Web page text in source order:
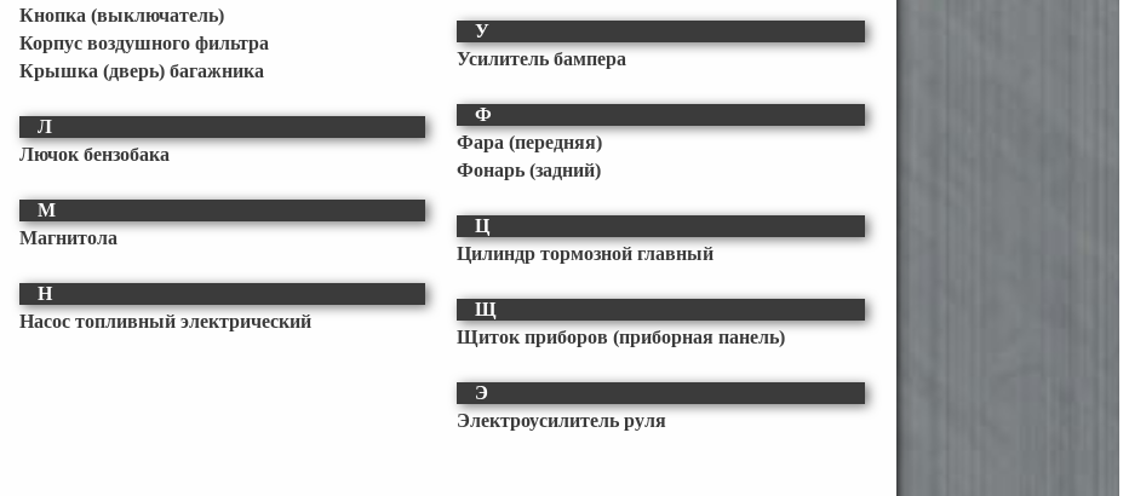
Кнопка (выключатель)
Корпус воздушного фильтра
Крышка (дверь) багажника
Л
Лючок бензобака
М
Магнитола
Н
Насос топливный электрический
У
Усилитель бампера
Ф
Фара (передняя)
Фонарь (задний)
Ц
Цилиндр тормозной главный
Щ
Щиток приборов (приборная панель)
Э
Электроусилитель руля